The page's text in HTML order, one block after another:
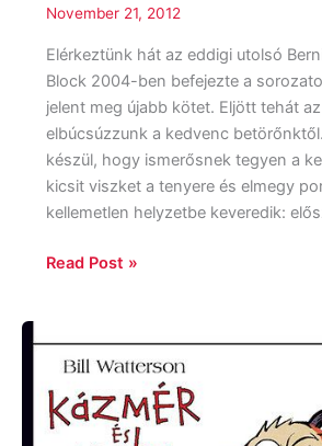
November 21, 2012
Elérkeztünk hát az eddigi utolsó
Block 2004-ben befejezte a
jelent meg újabb kötet. Eljött tehát
elbúcsúzzunk a kedvenc
készül, hogy ismerősnek tegyen a
kicsit viszket a tenyere és elmegy
kellemetlen helyzetbe keveredik:
Read Post »